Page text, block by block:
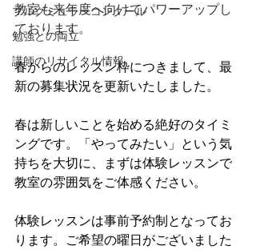
ブルグミュラーコンクール
勉強との両立
講師のリサイタル情報
教室も来年度へ向けてパワーアップし
ております。
春からのレッスン枠につきまして、最
新の募集状況を更新いたしました。
春は新しいことを始める絶好のタイミ
ングです。「やってみたい」という気
持ちを大切に、まずは体験レッスンで
教室の雰囲気をご体感ください。
体験レッスンは事前予約制となってお
ります。ご希望の曜日がございました